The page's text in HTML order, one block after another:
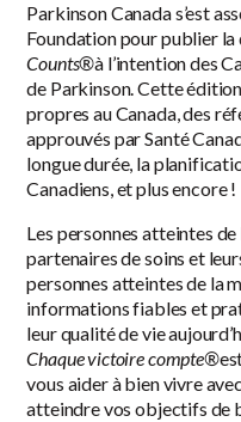
Parkinson Canada s’est
Foundation pour publier
Counts®à l’intention des
de Parkinson. Cette
propres au Canada, des
approuvés par Santé
longue durée, la
Canadiens, et plus encore !
Les personnes atteintes
partenaires de soins et
personnes atteintes de la
informations fiables et
leur qualité de vie
Chaque victoire compte®
vous aider à bien vivre
atteindre vos objectifs de